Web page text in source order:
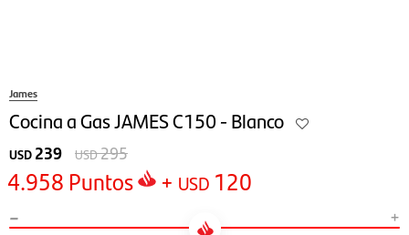
James
Cocina a Gas JAMES C150 - Blanco
USD 239 USD295
4.958 Puntos + USD 120
- +